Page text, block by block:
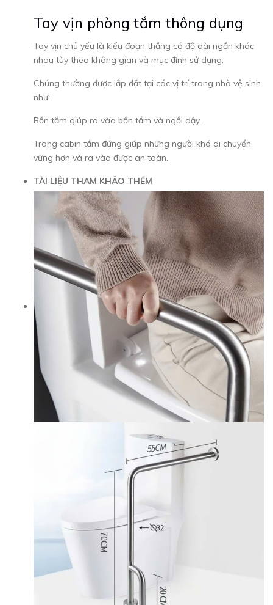
Tay vịn phòng tắm thông dụng
Tay vịn chủ yếu là kiểu đoạn thẳng có độ dài ngắn khác
nhau tùy theo không gian và mục đính sử dụng.
Chúng thường được lắp đặt tại các vị trí trong nhà vệ sinh
như:
Bồn tắm giúp ra vào bồn tắm và ngồi dậy.
Trong cabin tắm đứng giúp những người khó di chuyển
vững hơn và ra vào được an toàn.
TÀI LIỆU THAM KHẢO THÊM